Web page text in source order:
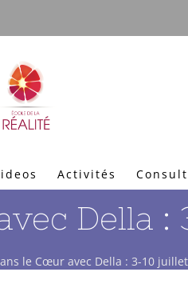
Activités
Della :
le Cœur avec Della : 3-10